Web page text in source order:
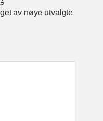
av nøye utvalgte